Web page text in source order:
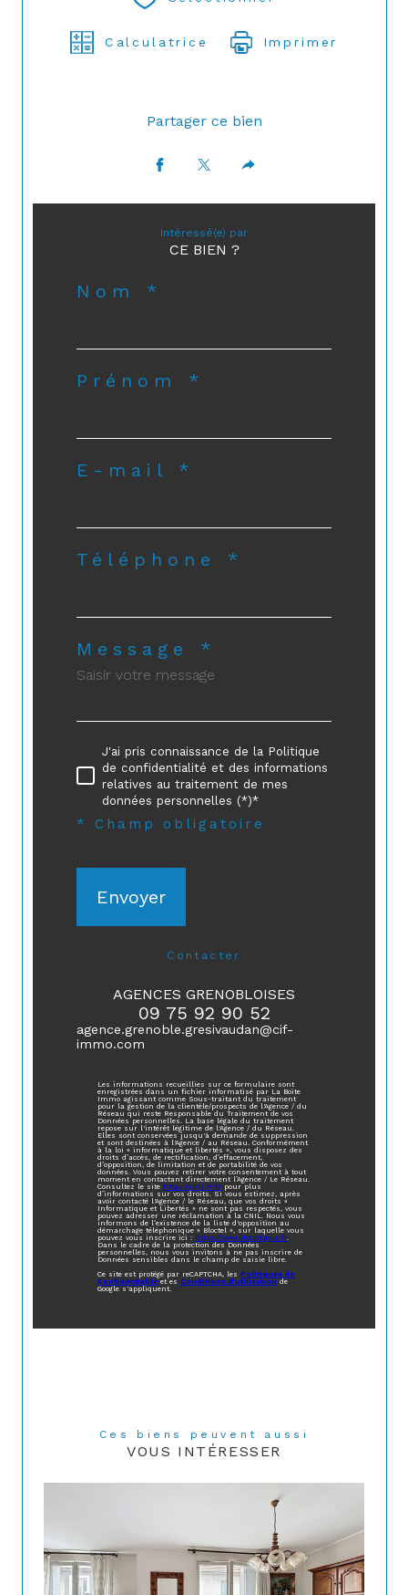
Calculatrice Imprimer
Partager ce bien
Intéressé(e) par
CE BIEN ?
Nom *
Prénom *
E-mail *
Téléphone *
Message *
J'ai pris connaissance de la Politique
de confidentialité et des informations
relatives au traitement de mes
données personnelles (*)*
* Champ obligatoire
Envoyer
contacter
AGENCES GRENOBLOISES
09 75 92 90 52
agence.grenoble.gresivaudan@cif-
immo.com
Les informations recueillies sur ce formulaire sont
enregistrées dans un fichier informatisé par La Boite
Immo agissant comme Sous-traitant du traitement
pour la gestion de la clientèle/prospects de l'Agence / du
Réseau qui reste Responsable du Traitement de vos
Données personnelles. La base légale du traitement
repose sur l'intérêt légitime de l'Agence / du Réseau.
Elles sont conservées jusqu'à demande de suppression
et sont destinées à l'Agence / au Réseau. Conformément
à la loi « informatique et libertés », vous disposez des
droits d’accès, de rectification, d’effacement,
d’opposition, de limitation et de portabilité de vos
données. Vous pouvez retirer votre consentement à tout
moment en contactant directement l’Agence / Le Réseau.
Consultez le site https://cnil.fr/fr pour plus
d’informations sur vos droits. Si vous estimez, après
avoir contacté l'Agence / le Réseau, que vos droits «
Informatique et Libertés » ne sont pas respectés, vous
pouvez adresser une réclamation à la CNIL. Nous vous
informons de l’existence de la liste d'opposition au
démarchage téléphonique « Bloctel », sur laquelle vous
pouvez vous inscrire ici : https://www.bloctel.gouv.fr.
Dans le cadre de la protection des Données
personnelles, nous vous invitons à ne pas inscrire de
Données sensibles dans le champ de saisie libre.
Ce site est protégé par reCAPTCHA, lesPolitiques de
Confidentialitéet esConditions d'utilisationde
Google s'appliquent.
Ces biens peuvent aussi
VOUS INTÉRESSER